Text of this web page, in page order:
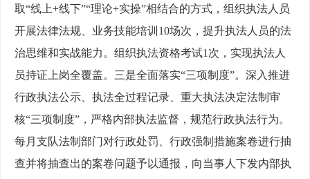
取“线上+线下”“理论+实操”相结合的方式，组织执法人员
开展法律法规、业务技能培训10场次，提升执法人员的法
治思维和实战能力。组织执法资格考试1次，实现执法人
员持证上岗全覆盖。三是全面落实“三项制度”。深入推进
行政执法公示、执法全过程记录、重大执法决定法制审
核“三项制度”，严格内部执法监督，规范行政执法行为。
每月支队法制部门对行政处罚、行政强制措施案卷进行抽
查并将抽查出的案卷问题予以通报，向当事人下发内部执